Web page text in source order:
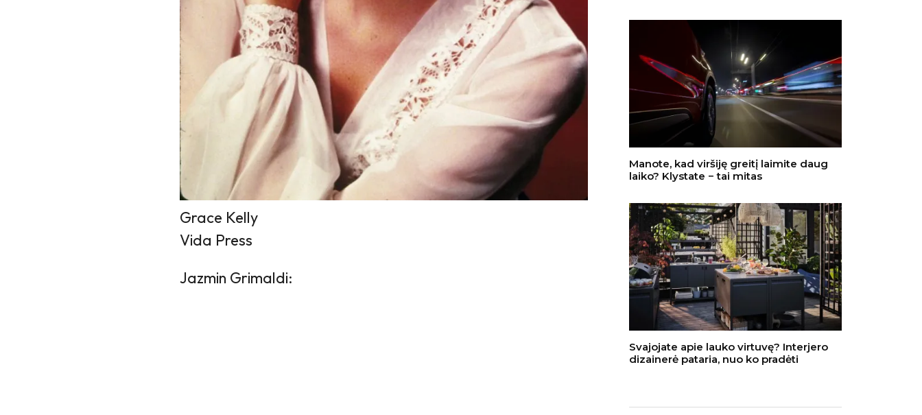
Grace Kelly
Vida Press
Jazmin Grimaldi:
Manote, kad viršiję greitį laimite daug
laiko? Klystate − tai mitas
Svajojate apie lauko virtuvę? Interjero
dizainerė pataria, nuo ko pradėti